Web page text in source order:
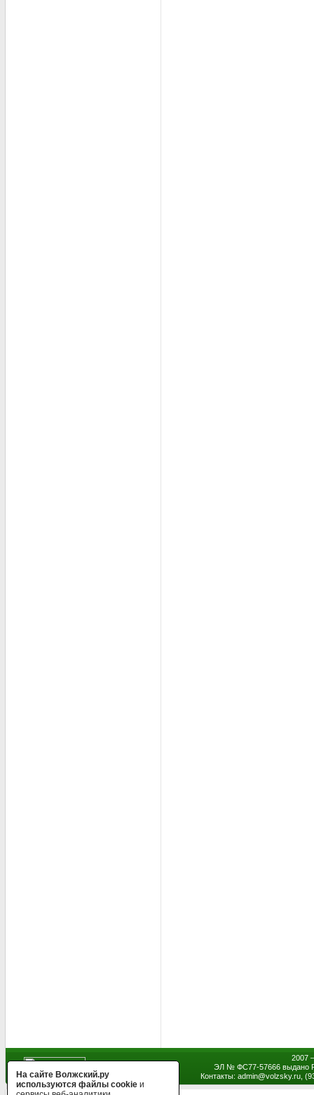
2007
ЭЛ № ФС77-57666 выдано
Контакты: admin@volzsky.ru,
На сайте Волжский.ру
используются файлы cookie и